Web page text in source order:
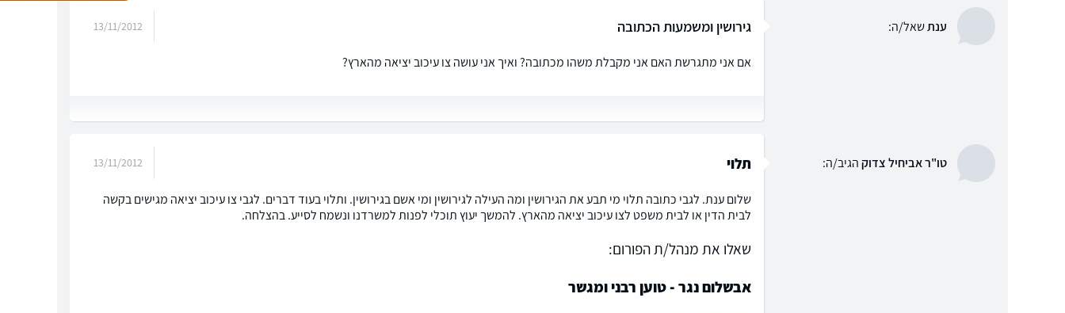
ענתשאל/ה: גירושין ומשמעות הכתובה 13/11/2012
אם אני מתגרשת האם אני מקבלת משהו מכתובה? ואיך אני עושה צו עיכוב יציאה מהארץ?
טו"ר אביחיל צדוקהגיב/ה: תלוי 13/11/2012
שלום ענת. לגבי כתובה תלוי מי תבע את הגירושין ומה העילה לגירושין ומי אשם בגירושין. ותלוי בעוד דברים. לגבי צו עיכוב יציאה מגישים בקשה
לבית הדין או לבית משפט לצו עיכוב יציאה מהארץ. להמשך יעוץ תוכלי לפנות למשרדנו ונשמח לסייע. בהצלחה.
שאלו את מנהל/ת הפורום:
אבשלום נגר - טוען רבני ומגשר